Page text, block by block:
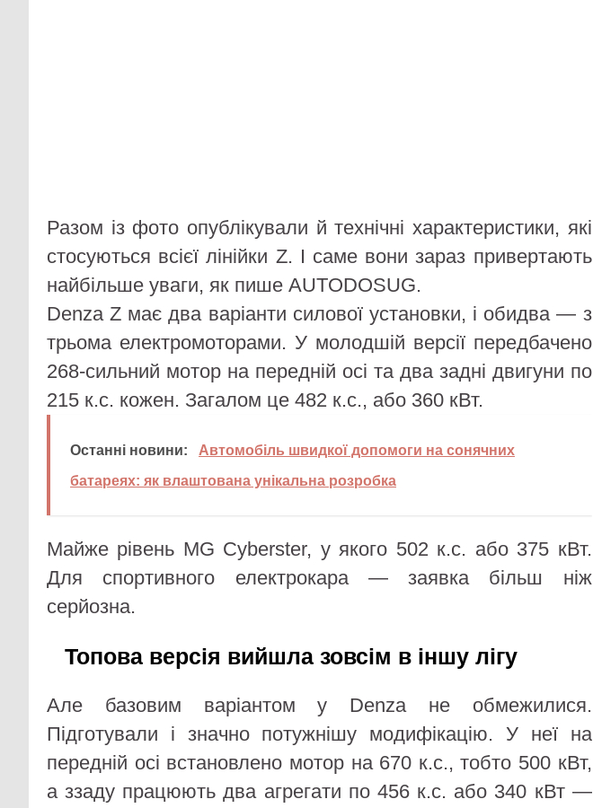
Разом із фото опублікували й технічні характеристики, які
стосуються всієї лінійки Z. І саме вони зараз привертають
найбільше уваги, як пише AUTODOSUG.
Denza Z має два варіанти силової установки, і обидва — з
трьома електромоторами. У молодшій версії передбачено
268-сильний мотор на передній осі та два задні двигуни по
215 к.с. кожен. Загалом це 482 к.с., або 360 кВт.
Останні новини:
Автомобіль швидкої допомоги на сонячних
батареях: як влаштована унікальна розробка
Майже рівень MG Cyberster, у якого 502 к.с. або 375 кВт.
Для спортивного електрокара — заявка більш ніж
серйозна.
Топова версія вийшла зовсім в іншу лігу
Але базовим варіантом у Denza не обмежилися.
Підготували і значно потужнішу модифікацію. У неї на
передній осі встановлено мотор на 670 к.с., тобто 500 кВт,
а ззаду працюють два агрегати по 456 к.с. або 340 кВт —